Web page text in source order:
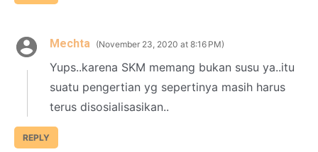
Mechta November 23, 2020 at 8:16 PM
Yups..karena SKM memang bukan susu ya..itu
suatu pengertian yg sepertinya masih harus
terus disosialisasikan..
REPLY